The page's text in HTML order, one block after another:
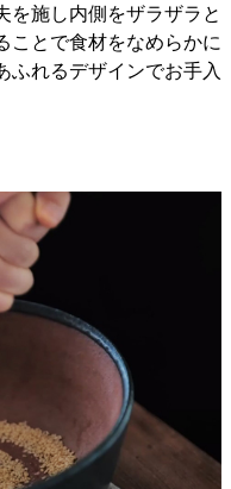
を施し内側をザラザラと
ことで食材をなめらかに
ふれるデザインでお手入